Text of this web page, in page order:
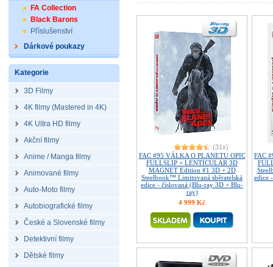
FA Collection
Black Barons
Příslušenství
Dárkové poukazy
Kategorie
3D Filmy
4K filmy (Mastered in 4K)
4K Ultra HD filmy
Akční filmy
Anime / Manga filmy
Animované filmy
Auto-Moto filmy
Autobiografické filmy
České a Slovenské filmy
Detektivní filmy
Dětské filmy
(31x)
FAC #95 VÁLKA O PLANETU OPIC
FULLSLIP + LENTICULAR 3D
MAGNET Edition #1 3D + 2D
Steelbook™ Limitovaná sběratelská
edice - číslovaná (Blu-ray 3D + Blu-
ray)
4 999 Kč
FAC
edice